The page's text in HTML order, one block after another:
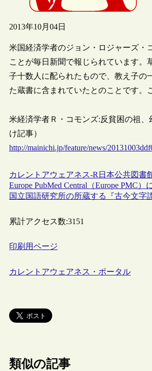
2013年10月04日
米国経済学者のジョン・ロジャーズ・
ことが毎日新聞で報じられています。
子十数人に配られたもので、教え子の
た蔵書に含まれていたとのことです。
米経済学者Ｒ・コモンズ:反貧困の祖
け記事）
http://mainichi.jp/feature/news/
カレントアウェアネス-R 日本公共図書
Europe PubMed Central（Europe PMC
国立国語研究所の所蔵する『古今文字
累計アクセス数:3151
印刷用ページ
カレントアウェアネス・ポータル
類似の記事